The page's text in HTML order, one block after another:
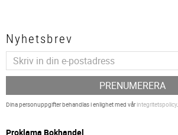
Nyhetsbrev
PRENUMERERA
Dina personuppgifter behandlas i enlighet med vårintegritetspolicy.
Proklama Bokhandel